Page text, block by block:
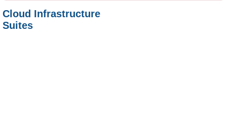
Cloud Infrastructure
Suites